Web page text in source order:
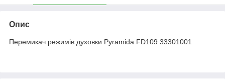
Опис
Перемикач режимів духовки Pyramida FD109 33301001